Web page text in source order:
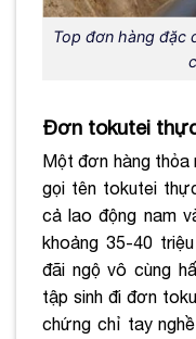
Top đơn hàng đặc
Đơn tokutei
Một đơn hàng thỏa
gọi tên tokutei
cả lao động nam
khoảng 35-40
đãi ngộ vô cùng
tập sinh đi đơn
chứng chỉ tay